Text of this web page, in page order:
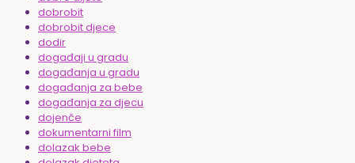
dobrobit
dobrobit djece
dodir
događaji u gradu
događanja u gradu
događanja za bebe
događanja za djecu
dojenče
dokumentarni film
dolazak bebe